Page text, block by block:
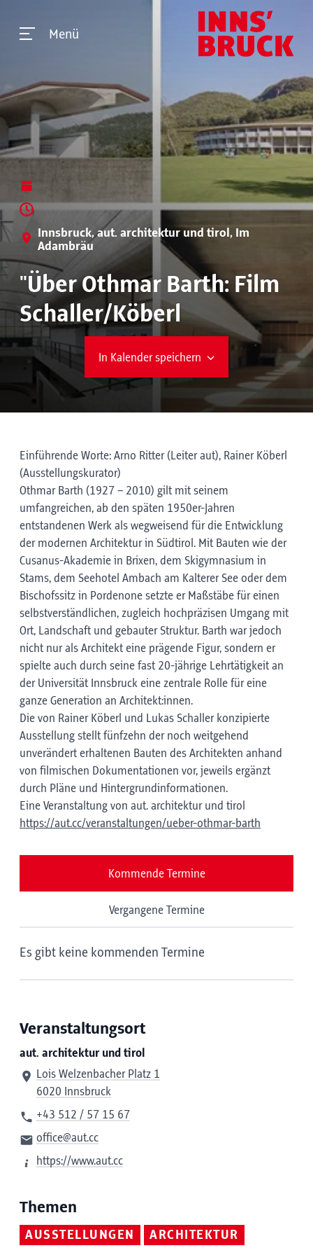
Menü
Innsbruck, aut. architektur und tirol, Im
Adambräu
"Über Othmar Barth: Film
Schaller/Köberl
In Kalender speichern
Einführende Worte: Arno Ritter (Leiter aut), Rainer Köberl
(Ausstellungskurator)
Othmar Barth (1927 – 2010) gilt mit seinem
umfangreichen, ab den späten 1950er-Jahren
entstandenen Werk als wegweisend für die Entwicklung
der modernen Architektur in Südtirol. Mit Bauten wie der
Cusanus-Akademie in Brixen, dem Skigymnasium in
Stams, dem Seehotel Ambach am Kalterer See oder dem
Bischofssitz in Pordenone setzte er Maßstäbe für einen
selbstverständlichen, zugleich hochpräzisen Umgang mit
Ort, Landschaft und gebauter Struktur. Barth war jedoch
nicht nur als Architekt eine prägende Figur, sondern er
spielte auch durch seine fast 20-jährige Lehrtätigkeit an
der Universität Innsbruck eine zentrale Rolle für eine
ganze Generation an Architekt:innen.
Die von Rainer Köberl und Lukas Schaller konzipierte
Ausstellung stellt fünfzehn der noch weitgehend
unverändert erhaltenen Bauten des Architekten anhand
von filmischen Dokumentationen vor, jeweils ergänzt
durch Pläne und Hintergrundinformationen.
Eine Veranstaltung von aut. architektur und tirol
https://aut.cc/veranstaltungen/ueber-othmar-barth
Kommende Termine
Vergangene Termine
Es gibt keine kommenden Termine
Veranstaltungsort
aut. architektur und tirol
Lois Welzenbacher Platz 1
6020 Innsbruck
+43 512 / 57 15 67
office@aut.cc
https://www.aut.cc
Themen
AUSSTELLUNGEN ARCHITEKTUR